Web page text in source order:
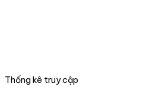
Thống kê truy cập